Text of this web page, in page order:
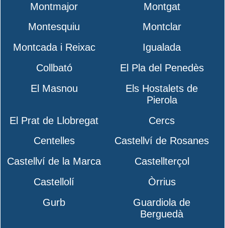
Montmajor
Montgat
Montesquiu
Montclar
Montcada i Reixac
Igualada
Collbató
El Pla del Penedès
El Masnou
Els Hostalets de
Pierola
El Prat de Llobregat
Cercs
Centelles
Castellví de Rosanes
Castellví de la Marca
Castellterçol
Castellolí
Òrrius
Gurb
Guardiola de
Berguedà